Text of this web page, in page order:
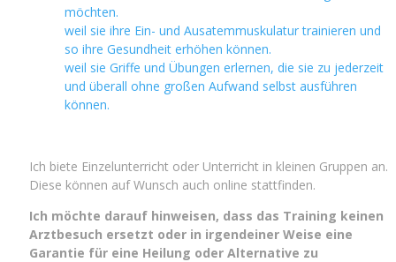
möchten.
weil sie ihre Ein- und Ausatemmuskulatur trainieren und
so ihre Gesundheit erhöhen können.
weil sie Griffe und Übungen erlernen, die sie zu jederzeit
und überall ohne großen Aufwand selbst ausführen
können.
Ich biete Einzelunterricht oder Unterricht in kleinen Gruppen an.
Diese können auf Wunsch auch online stattfinden.
Ich möchte darauf hinweisen, dass das Training keinen
Arztbesuch ersetzt oder in irgendeiner Weise eine
Garantie für eine Heilung oder Alternative zu